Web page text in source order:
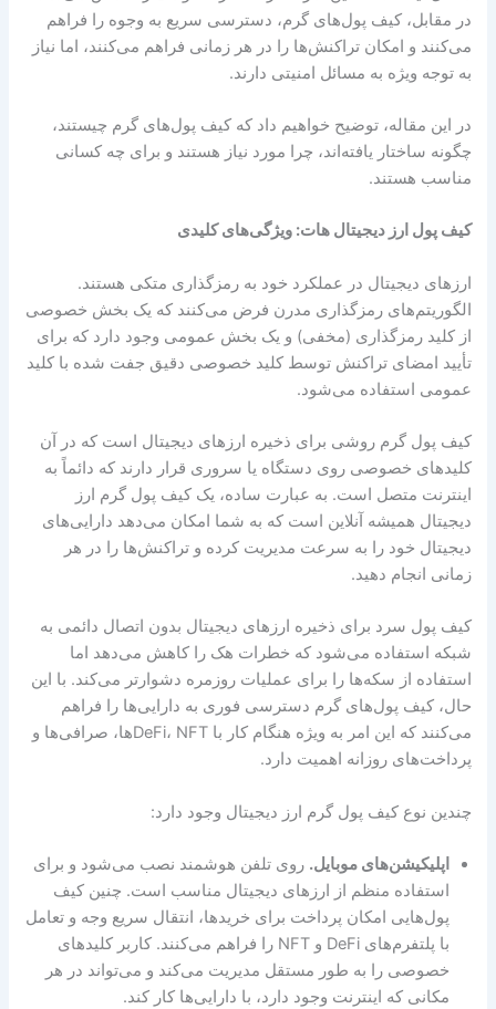
در مقابل، کیف پول‌های گرم، دسترسی سریع به وجوه را فراهم
می‌کنند و امکان تراکنش‌ها را در هر زمانی فراهم می‌کنند، اما نیاز
به توجه ویژه به مسائل امنیتی دارند.
در این مقاله، توضیح خواهیم داد که کیف پول‌های گرم چیستند،
چگونه ساختار یافته‌اند، چرا مورد نیاز هستند و برای چه کسانی
مناسب هستند.
کیف پول ارز دیجیتال هات: ویژگی‌های کلیدی
ارزهای دیجیتال در عملکرد خود به رمزگذاری متکی هستند.
الگوریتم‌های رمزگذاری مدرن فرض می‌کنند که یک بخش خصوصی
از کلید رمزگذاری (مخفی) و یک بخش عمومی وجود دارد که برای
تأیید امضای تراکنش توسط کلید خصوصی دقیق جفت شده با کلید
عمومی استفاده می‌شود.
کیف پول گرم روشی برای ذخیره ارزهای دیجیتال است که در آن
کلیدهای خصوصی روی دستگاه یا سروری قرار دارند که دائماً به
اینترنت متصل است. به عبارت ساده، یک کیف پول گرم ارز
دیجیتال همیشه آنلاین است که به شما امکان می‌دهد دارایی‌های
دیجیتال خود را به سرعت مدیریت کرده و تراکنش‌ها را در هر
زمانی انجام دهید.
کیف پول سرد برای ذخیره ارزهای دیجیتال بدون اتصال دائمی به
شبکه استفاده می‌شود که خطرات هک را کاهش می‌دهد اما
استفاده از سکه‌ها را برای عملیات روزمره دشوارتر می‌کند. با این
حال، کیف پول‌های گرم دسترسی فوری به دارایی‌ها را فراهم
می‌کنند که این امر به ویژه هنگام کار با DeFi، NFTها، صرافی‌ها و
پرداخت‌های روزانه اهمیت دارد.
چندین نوع کیف پول گرم ارز دیجیتال وجود دارد:
اپلیکیشن‌های موبایل. روی تلفن هوشمند نصب می‌شود و برای
استفاده منظم از ارزهای دیجیتال مناسب است. چنین کیف
پول‌هایی امکان پرداخت برای خریدها، انتقال سریع وجه و تعامل
با پلتفرم‌های DeFi و NFT را فراهم می‌کنند. کاربر کلیدهای
خصوصی را به طور مستقل مدیریت می‌کند و می‌تواند در هر
مکانی که اینترنت وجود دارد، با دارایی‌ها کار کند.